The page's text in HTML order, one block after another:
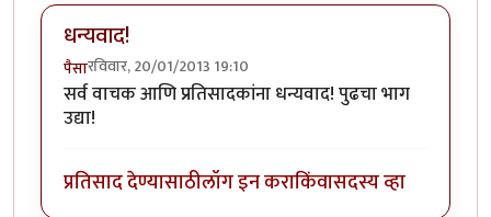
धन्यवाद!
पैसारविवार, 20/01/2013 19:10
सर्व वाचक आणि प्रतिसादकांना धन्यवाद! पुढचा भाग
उद्या!
प्रतिसाद देण्यासाठीलॉग इन कराकिंवासदस्य व्हा